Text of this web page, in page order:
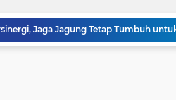
Pendampingan Vaksinasi PMK